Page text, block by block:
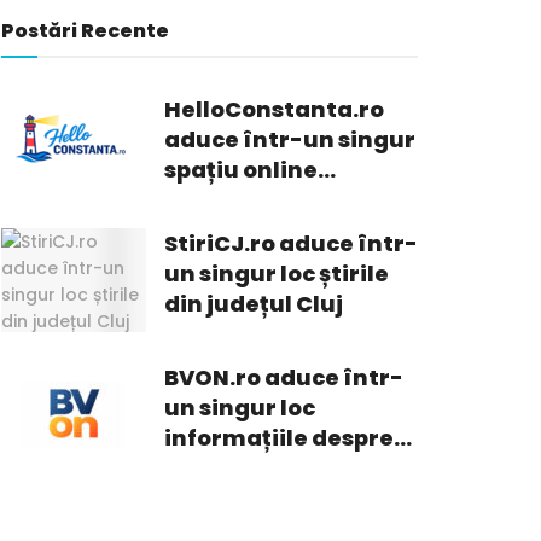
Postări Recente
HelloConstanta.ro
aduce într-un singur
spațiu online
Constanța
StiriCJ.ro aduce într-
un singur loc știrile
din județul Cluj
BVON.ro aduce într-
un singur loc
informațiile despre